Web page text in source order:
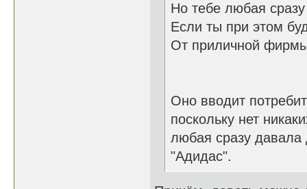
Но тебе любая сразу
Если ты при этом
От приличной
Оно вводит
поскольку нет
любая сразу
"Адидас".